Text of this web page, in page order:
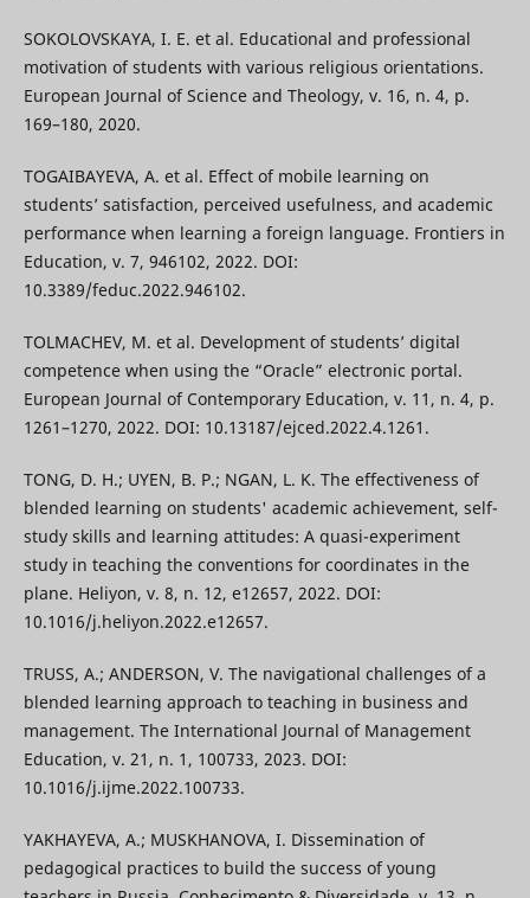
SOKOLOVSKAYA, I. E. et al. Educational and professional
motivation of students with various religious orientations.
European Journal of Science and Theology, v. 16, n. 4, p.
169–180, 2020.
TOGAIBAYEVA, A. et al. Effect of mobile learning on
students’ satisfaction, perceived usefulness, and academic
performance when learning a foreign language. Frontiers in
Education, v. 7, 946102, 2022. DOI:
10.3389/feduc.2022.946102.
TOLMACHEV, M. et al. Development of students’ digital
competence when using the “Oracle” electronic portal.
European Journal of Contemporary Education, v. 11, n. 4, p.
1261–1270, 2022. DOI: 10.13187/ejced.2022.4.1261.
TONG, D. H.; UYEN, B. P.; NGAN, L. K. The effectiveness of
blended learning on students' academic achievement, self-
study skills and learning attitudes: A quasi-experiment
study in teaching the conventions for coordinates in the
plane. Heliyon, v. 8, n. 12, e12657, 2022. DOI:
10.1016/j.heliyon.2022.e12657.
TRUSS, A.; ANDERSON, V. The navigational challenges of a
blended learning approach to teaching in business and
management. The International Journal of Management
Education, v. 21, n. 1, 100733, 2023. DOI:
10.1016/j.ijme.2022.100733.
YAKHAYEVA, A.; MUSKHANOVA, I. Dissemination of
pedagogical practices to build the success of young